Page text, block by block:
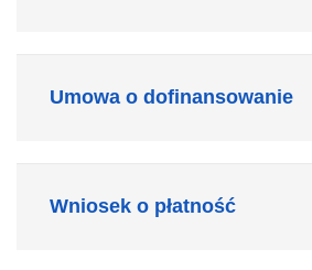
Umowa o dofinansowanie
Wniosek o płatność